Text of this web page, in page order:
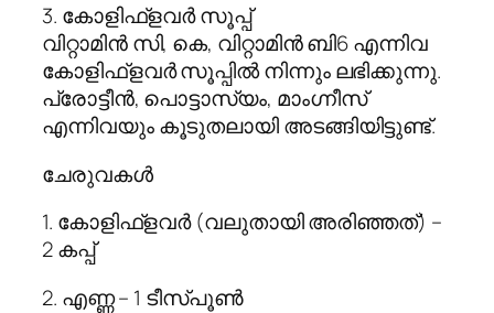
3. കോളിഫ്‌ളവര്‍ സൂപ്പ്
വിറ്റാമിന്‍ സി, കെ, വിറ്റാമിന്‍ ബി6 എന്നിവ
കോളിഫ്‌ളവര്‍ സൂപ്പില്‍ നിന്നും ലഭിക്കുന്നു.
പ്രോട്ടീന്‍, പൊട്ടാസ്യം, മാംഗ്നീസ്
എന്നിവയും കൂടുതലായി അടങ്ങിയിട്ടുണ്ട്.
ചേരുവകള്‍
1. കോളിഫ്‌ളവര്‍ (വലുതായി അരിഞ്ഞത്) –
2 കപ്പ്
2. എണ്ണ – 1 ടീസ്പൂണ്‍